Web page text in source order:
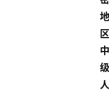
地
区
中
级
人